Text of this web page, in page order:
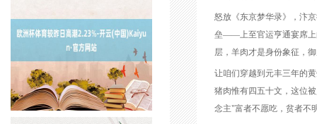
怒放《东京梦华录》，汴
垒——上至官运亨通宴席上
层，羊肉才是身份象征，
让咱们穿越到元丰三年的
猪肉惟有四五十文，这位
念主"富者不愿吃，贫者不